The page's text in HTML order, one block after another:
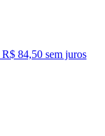
R$ 84,50 sem juros